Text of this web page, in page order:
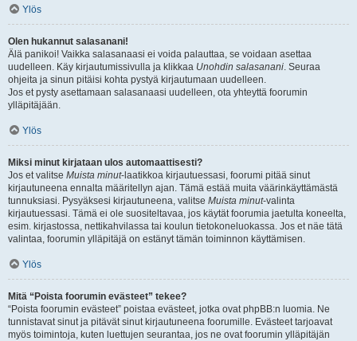
Ylös
Olen hukannut salasanani!
Älä panikoi! Vaikka salasanaasi ei voida palauttaa, se voidaan asettaa
uudelleen. Käy kirjautumissivulla ja klikkaa Unohdin salasanani. Seuraa
ohjeita ja sinun pitäisi kohta pystyä kirjautumaan uudelleen.
Jos et pysty asettamaan salasanaasi uudelleen, ota yhteyttä foorumin
ylläpitäjään.
Ylös
Miksi minut kirjataan ulos automaattisesti?
Jos et valitse Muista minut-laatikkoa kirjautuessasi, foorumi pitää sinut
kirjautuneena ennalta määritellyn ajan. Tämä estää muita väärinkäyttämästä
tunnuksiasi. Pysyäksesi kirjautuneena, valitse Muista minut-valinta
kirjautuessasi. Tämä ei ole suositeltavaa, jos käytät foorumia jaetulta koneelta,
esim. kirjastossa, nettikahvilassa tai koulun tietokoneluokassa. Jos et näe tätä
valintaa, foorumin ylläpitäjä on estänyt tämän toiminnon käyttämisen.
Ylös
Mitä “Poista foorumin evästeet” tekee?
“Poista foorumin evästeet” poistaa evästeet, jotka ovat phpBB:n luomia. Ne
tunnistavat sinut ja pitävät sinut kirjautuneena foorumille. Evästeet tarjoavat
myös toimintoja, kuten luettujen seurantaa, jos ne ovat foorumin ylläpitäjän